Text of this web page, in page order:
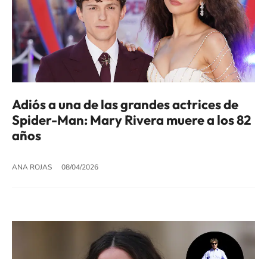
Adiós a una de las grandes actrices de
Spider-Man: Mary Rivera muere a los 82
años
ANA ROJAS 08/04/2026